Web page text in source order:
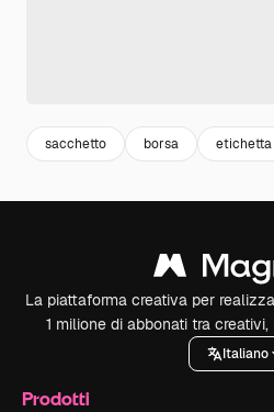
sacchetto borsa
La piattaforma creativa per
1 milione di abbonati tra
Italiano
Prodotti